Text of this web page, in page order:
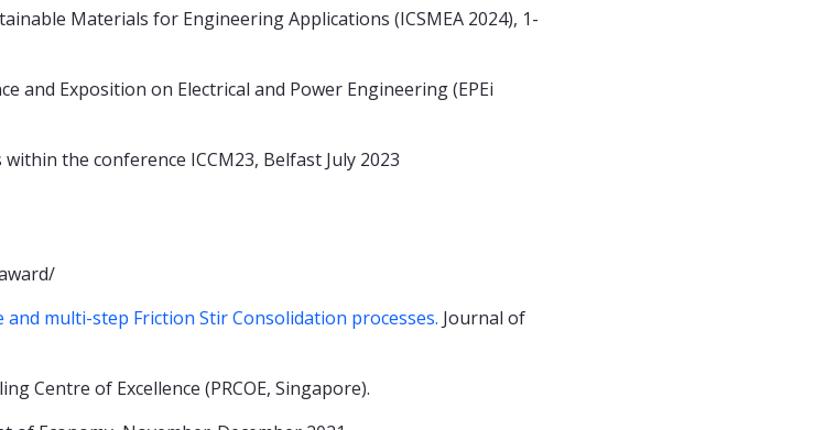
Materials for Engineering Applications (ICSMEA 2024), 1-
and Exposition on Electrical and Power Engineering (EPEi
the conference ICCM23, Belfast July 2023
multi-step Friction Stir Consolidation processes. Journal of
Centre of Excellence (PRCOE, Singapore).